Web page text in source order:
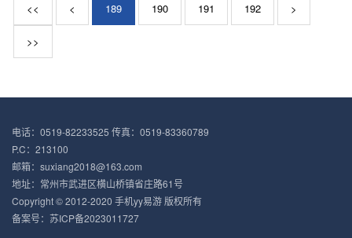
<< < 189 190 191 192 >
>>
电话：0519-82233525 传真：0519-83360789
P.C：213100
邮箱：suxiang2018@163.com
地址：常州市武进区横山桥镇省庄路61号
Copyright © 2012-2020 手机yy易游 版权所有
备案号：苏ICP备2023011727